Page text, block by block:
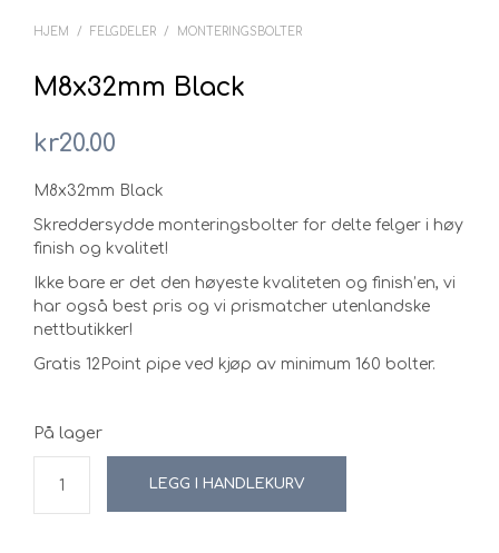
HJEM / FELGDELER / MONTERINGSBOLTER
M8x32mm Black
kr20.00
M8x32mm Black
Skreddersydde monteringsbolter for delte felger i høy
finish og kvalitet!
Ikke bare er det den høyeste kvaliteten og finish’en, vi
har også best pris og vi prismatcher utenlandske
nettbutikker!
Gratis 12Point pipe ved kjøp av minimum 160 bolter.
På lager
LEGG I HANDLEKURV